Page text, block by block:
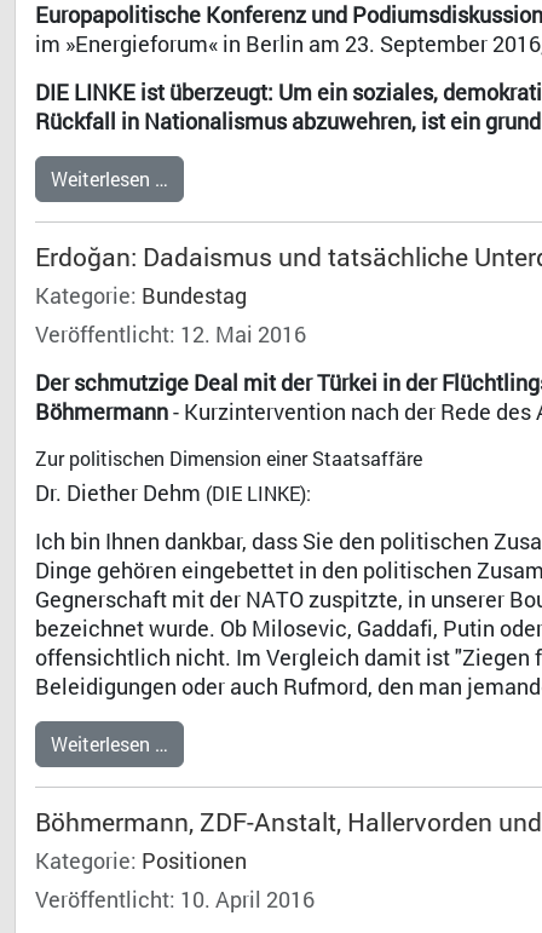
Europapolitische Konferenz und
im »Energieforum« in Berlin am 23. September
DIE LINKE ist überzeugt: Um ein soziales,
Rückfall in Nationalismus abzuwehren, ist ein
Weiterlesen …
Erdoğan: Dadaismus und tatsächliche
Kategorie: Bundestag
Veröffentlicht: 12. Mai 2016
Der schmutzige Deal mit der Türkei in der
Böhmermann- Kurzintervention nach der Rede
Zur politischen Dimension einer Staatsaffäre
Dr. Diether Dehm (DIE LINKE):
Ich bin Ihnen dankbar, dass Sie den politischen
Dinge gehören eingebettet in den politischen
Gegnerschaft mit der NATO zuspitzte, in unserer
bezeichnet wurde. Ob Milosevic, Gaddafi, Putin
offensichtlich nicht. Im Vergleich damit ist "Ziegen
Beleidigungen oder auch Rufmord, den man
Weiterlesen …
Böhmermann, ZDF-Anstalt, Hallervorden
Kategorie: Positionen
Veröffentlicht: 10. April 2016